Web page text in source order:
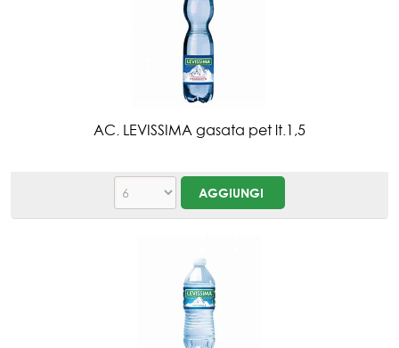
AC. LEVISSIMA gasata pet lt.1,5